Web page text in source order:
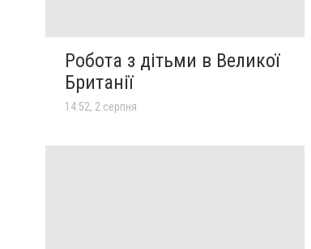
Робота з дітьми в Великої
Британії
14:52, 2 серпня